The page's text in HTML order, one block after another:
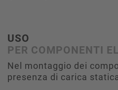
USO
PER COMPONENTI
Nel montaggio dei
presenza di carica